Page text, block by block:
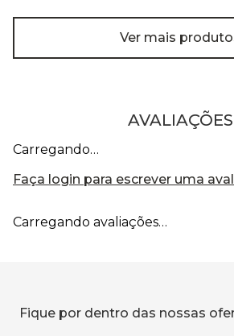
Ver mais
AVALIAÇÕES
Carregando…
Faça login para escrever uma
Carregando avaliações…
Fique por dentro das nossas